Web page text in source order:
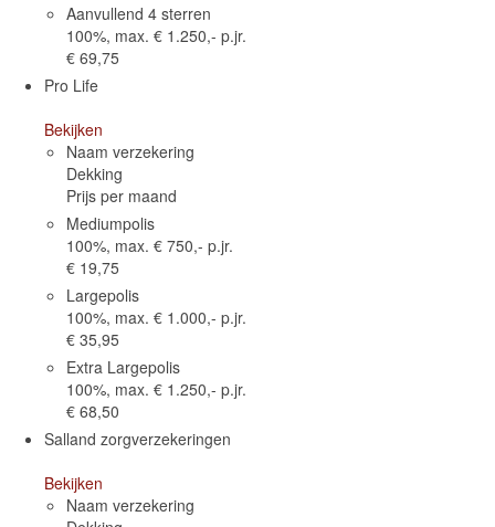
Aanvullend 4 sterren
100%, max. € 1.250,- p.jr.
€ 69,75
Pro Life
Bekijken
Naam verzekering
Dekking
Prijs per maand
Mediumpolis
100%, max. € 750,- p.jr.
€ 19,75
Largepolis
100%, max. € 1.000,- p.jr.
€ 35,95
Extra Largepolis
100%, max. € 1.250,- p.jr.
€ 68,50
Salland zorgverzekeringen
Bekijken
Naam verzekering